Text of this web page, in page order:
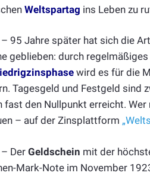
Weltspartag ins Leben zu
– 95 Jahre später hat sich die
geblieben: durch
wird es für die
Tagesgeld und Festgeld sind
fast den Nullpunkt erreicht.
– auf der Zinsplattform
– Der Geldschein mit der
Mark-Note im November